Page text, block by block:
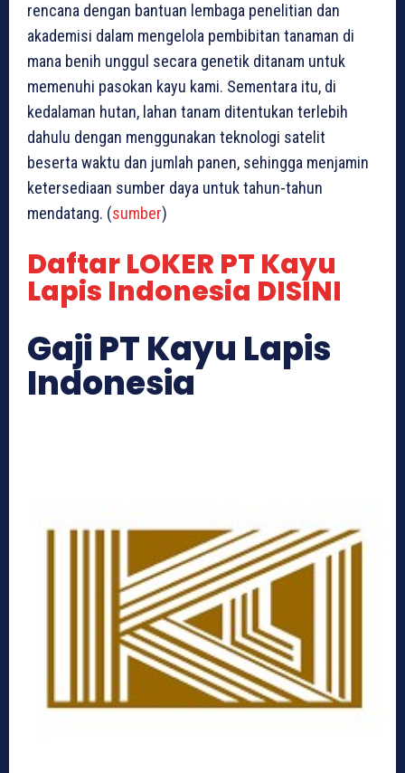
rencana dengan bantuan lembaga penelitian dan
akademisi dalam mengelola pembibitan tanaman di
mana benih unggul secara genetik ditanam untuk
memenuhi pasokan kayu kami. Sementara itu, di
kedalaman hutan, lahan tanam ditentukan terlebih
dahulu dengan menggunakan teknologi satelit
beserta waktu dan jumlah panen, sehingga menjamin
ketersediaan sumber daya untuk tahun-tahun
mendatang. (sumber)
Daftar LOKER PT Kayu
Lapis Indonesia DISINI
Gaji PT Kayu Lapis
Indonesia